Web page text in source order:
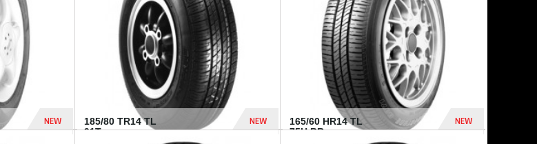
NEW
185/80 TR14 TL
91T...
NEW
165/60 HR14 TL
75H BR...
NEW